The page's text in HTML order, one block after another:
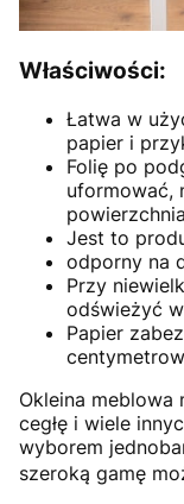
Właściwości:
Łatwa w
papier i
Folię po
uformować,
Jest to
odporny na
Przy
odświeżyć
Papier
Okleina meblowa
cegłę i wiele
wyborem
szeroką gamę